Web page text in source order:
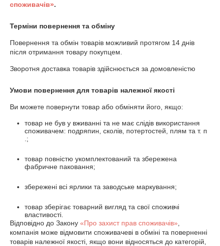
споживачів».
Терміни повернення та обміну
Повернення та обмін товарів можливий протягом 14 днів
після отримання товару покупцем.
Зворотня доставка товарів здійснюється за домовленістю
Умови повернення для товарів належної якості
Ви можете повернути товар або обміняти його, якщо:
товар не був у вживанні та не має слідів використання
споживачем: подряпин, сколів, потертостей, плям та т. п
.;
товар повністю укомплектований та збережена
фабричне паковання;
збережені всі ярлики та заводське маркування;
товар зберігає товарний вигляд та свої споживчі
властивості.
Відповідно до Закону «Про захист прав споживачів»
компанія може відмовити споживачеві в обміні та поверненні
товарів належної якості, якщо вони відносяться до категорій,